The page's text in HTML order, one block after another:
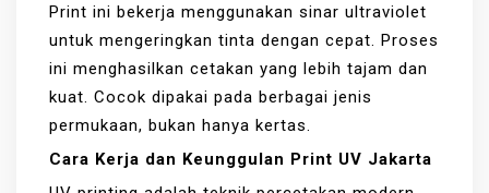
Print ini bekerja menggunakan sinar ultraviolet
untuk mengeringkan tinta dengan cepat. Proses
ini menghasilkan cetakan yang lebih tajam dan
kuat. Cocok dipakai pada berbagai jenis
permukaan, bukan hanya kertas.
Cara Kerja dan Keunggulan Print UV Jakarta